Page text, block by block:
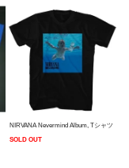
NIRVANA Nevermind Album, Tシャツ
SOLD OUT